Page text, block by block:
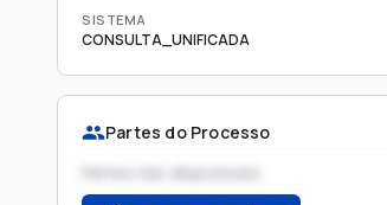
SISTEMA
CONSULTA_UNIFICADA
Partes do Processo
Partes não disponíveis